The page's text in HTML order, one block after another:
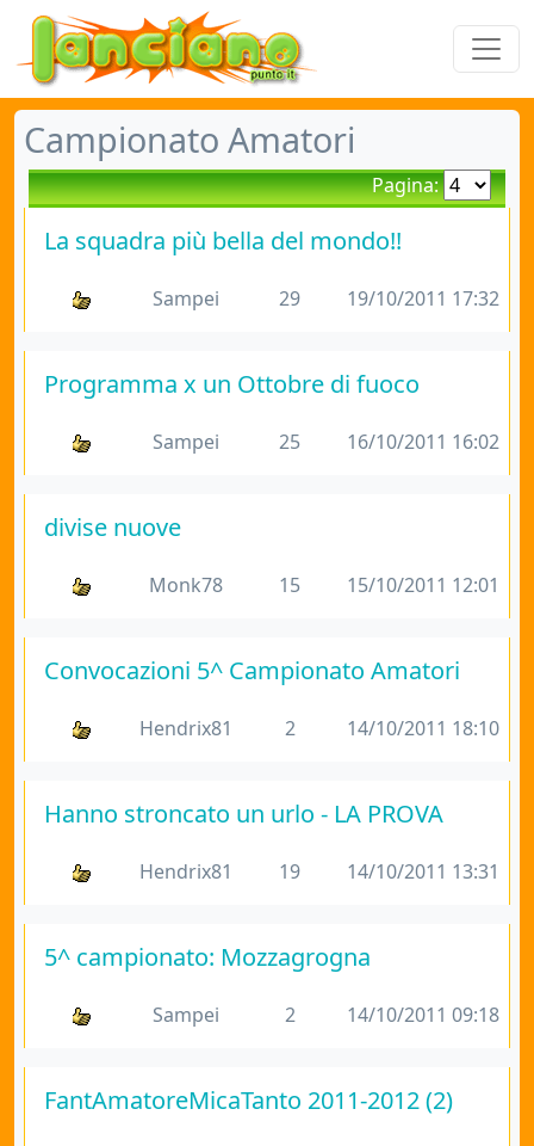
Campionato Amatori
Pagina:
La squadra più bella del mondo!!
Sampei 29 19/10/2011 17:32
Programma x un Ottobre di fuoco
Sampei 25 16/10/2011 16:02
divise nuove
Monk78 15 15/10/2011 12:01
Convocazioni 5^ Campionato Amatori
Hendrix81 2 14/10/2011 18:10
Hanno stroncato un urlo - LA PROVA
Hendrix81 19 14/10/2011 13:31
5^ campionato: Mozzagrogna
Sampei 2 14/10/2011 09:18
FantAmatoreMicaTanto 2011-2012 (2)